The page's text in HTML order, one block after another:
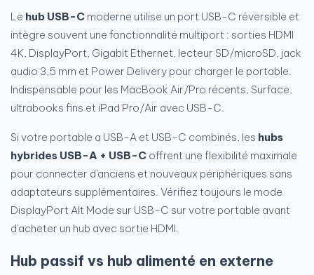
Le hub USB-C moderne utilise un port USB-C réversible et
intègre souvent une fonctionnalité multiport : sorties HDMI
4K, DisplayPort, Gigabit Ethernet, lecteur SD/microSD, jack
audio 3,5 mm et Power Delivery pour charger le portable.
Indispensable pour les MacBook Air/Pro récents, Surface,
ultrabooks fins et iPad Pro/Air avec USB-C.
Si votre portable a USB-A et USB-C combinés, les hubs
hybrides USB-A + USB-C offrent une flexibilité maximale
pour connecter d'anciens et nouveaux périphériques sans
adaptateurs supplémentaires. Vérifiez toujours le mode
DisplayPort Alt Mode sur USB-C sur votre portable avant
d'acheter un hub avec sortie HDMI.
Hub passif vs hub alimenté en externe